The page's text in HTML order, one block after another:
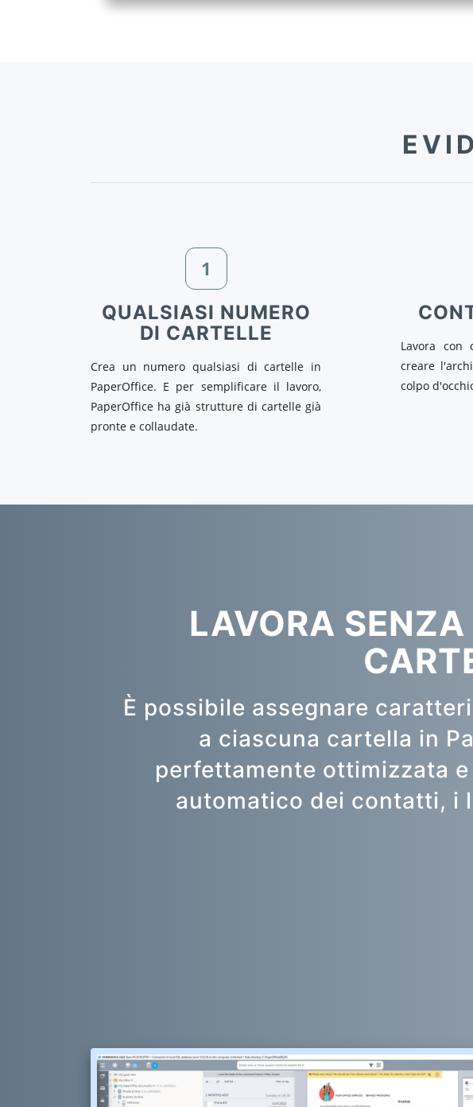
1
QUALSIASI NUMERO
DI CARTELLE
Crea un numero qualsiasi di cartelle in
PaperOffice. E per semplificare il lavoro,
PaperOffice ha già strutture di cartelle già
pronte e collaudate.
Lavora
creare
colpo
LAVORA
È possibile assegnare
a ciascuna cartella in
perfettamente ottimizzata
automatico dei contatti, i